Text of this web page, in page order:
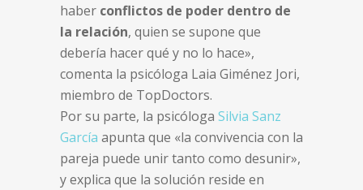
haber conflictos de poder dentro de
la relación, quien se supone que
debería hacer qué y no lo hace»,
comenta la psicóloga Laia Giménez Jori,
miembro de TopDoctors.
Por su parte, la psicóloga Silvia Sanz
García apunta que «la convivencia con la
pareja puede unir tanto como desunir»,
y explica que la solución reside en